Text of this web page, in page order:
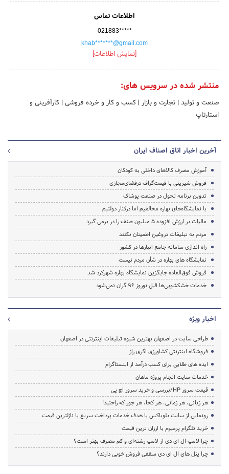
اطلاعات تماس
021883*****
khab*******@gmail.com
[نمایش اطلاعات]
منتشر شده در سرویس های:
صنعت و تولید | تجارت و بازار | کسب و کار و خرده فروشی | کارآفرینی و
استارتاپ
آخرین اخبار اتاق اصناف ایران
آموزش مصرف کالاهای داخلی به کودکان
فروش شیرینی با قیمت‌گزاف درفضای‌مجازی
تدوین برنامه تحول در صنعت پوشاک
با نمایشگاه‌های بهاره مخالفیم اما درکنار دولتیم
مالیات بر ارزش افزوده ۵ میلیون صنف را در برمی گیرد
مردم به تبلیغات دروغین اطمینان نکنند
راه اندازی سامانه جامع انبارها در کشور
نمایشگاه های بهاره در شأن مردم نیست
فروش فوق‌العاده جایگزین نمایشگاه‌ بهاره شهرکرد شد
خدمات خشکشویی‌ها قبل نوروز ۹۶ گران نمی‌شود
اخبار ویژه
طراحی سایت در اصفهان بهترین شیوه تبلیغات اینترنتی در اصفهان
فروشگاه اینترنتی کشاورزی اگری راز
ایده های طلایی برای کسب درآمد از اینستاگرام
خدمات سایت انجام پروژه ماهان
قیمت سرور HP/بررسی و خرید سرور اچ پی
هر زبانی، هر زمانی، هر کجا، هر جور که راحتید!
رونمایی از سایت بلوباکس با هدف خدمات پرداخت سریع با نازلترین قیمت
خرید تلگرام پرمیوم با ارزان ترین قیمت
چرا لامپ ال ای دی از لامپ رشته‌ای و کم مصرف بهتر است؟
چرا پنل های ال ای دی سقفی فروش خوبی دارند؟